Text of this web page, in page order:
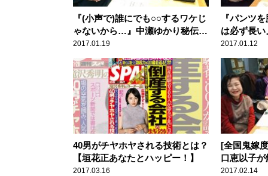
『(小声で)誰にでも○○するワケじ
ゃないから…』中瀬ゆかり秘伝モ
テテクとは？！【垣花正あなたと
ハッピー！】
2017.01.19
『パンツ
は必ず長
両断！【
ー！】
2017.01.12
40男がチヤホヤされる技術とは？
【垣花正あなたとハッピー！】
2017.03.16
[全国鬼嫁
口恵以子
とハッピー
2017.02.14